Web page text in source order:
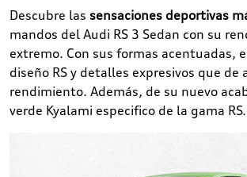
Descubre las sensaciones deportivas
mandos del Audi RS 3 Sedan con su
extremo. Con sus formas acentuadas,
diseño RS y detalles expresivos que de
rendimiento. Además, de su nuevo
verde Kyalami especifico de la gama RS.